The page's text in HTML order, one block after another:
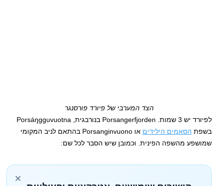
הצד המערבי של פיורד פורסנגר
לפיורד יש 3 שמות. Porsangerfjorden בנורבגית, Porsáŋgguvuotna
בשפת הסאמים הילידים
או Porsanginvuono בהתאם לניב המקומי
שמושפע מהשפה הפינית. וכמובן שיש הסבר לכל שם:
×